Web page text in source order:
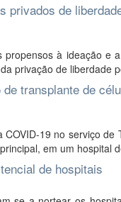
de
à ideação e
privação de liberdade
transplante de
19 no serviço
em um hospital
de hospitais